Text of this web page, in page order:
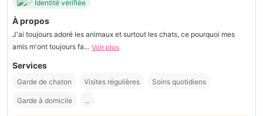
Identité vérifiée
À propos
J'ai toujours adoré les animaux et surtout les chats, ce pourquoi mes
amis m'ont toujours fa... Voir plus
Services
Garde de chaton Visites régulières Soins quotidiens
Garde à domicile ...